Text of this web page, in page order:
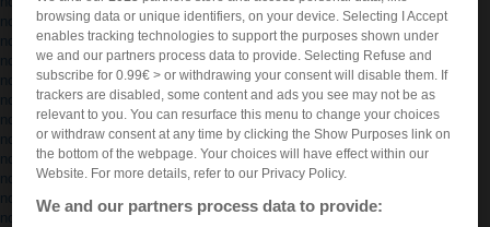
nova
novateur
novation
novatoire
novélisation
novembre
nover
novice
noviciat
noyade
noyau
browsing data or unique identifiers, on your device. Selecting I Accept
enables tracking technologies to support the purposes shown under
we and our partners process data to provide. Selecting Refuse and
subscribe for 0.99€ > or withdrawing your consent will disable them. If
trackers are disabled, some content and ads you see may not be as
relevant to you. You can resurface this menu to change your choices
or withdraw consent at any time by clicking the Show Purposes link on
the bottom of the webpage. Your choices will have effect within our
Website. For more details, refer to our Privacy Policy.
We and our partners process data to provide: